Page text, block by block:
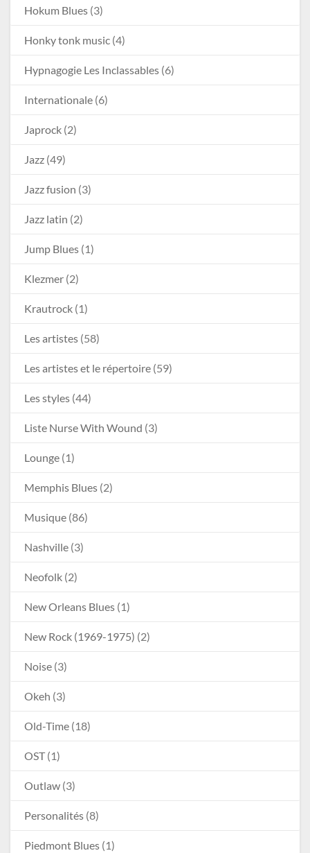
Hokum Blues (3)
Honky tonk music (4)
Hypnagogie Les Inclassables (6)
Internationale (6)
Japrock (2)
Jazz (49)
Jazz fusion (3)
Jazz latin (2)
Jump Blues (1)
Klezmer (2)
Krautrock (1)
Les artistes (58)
Les artistes et le répertoire (59)
Les styles (44)
Liste Nurse With Wound (3)
Lounge (1)
Memphis Blues (2)
Musique (86)
Nashville (3)
Neofolk (2)
New Orleans Blues (1)
New Rock (1969-1975) (2)
Noise (3)
Okeh (3)
Old-Time (18)
OST(1)
Outlaw (3)
Personalités (8)
Piedmont Blues (1)